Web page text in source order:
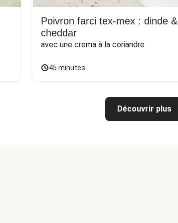
Poivron farci tex-mex : dinde &
cheddar
avec une crema à la coriandre
45 minutes
Découvrir plus